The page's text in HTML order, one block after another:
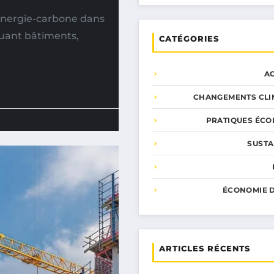
carbone dans
bâtiments,
CATÉGORIES
CHANGEMENTS
PRATIQUES
ÉCONOMIE
ARTICLES RÉCENTS